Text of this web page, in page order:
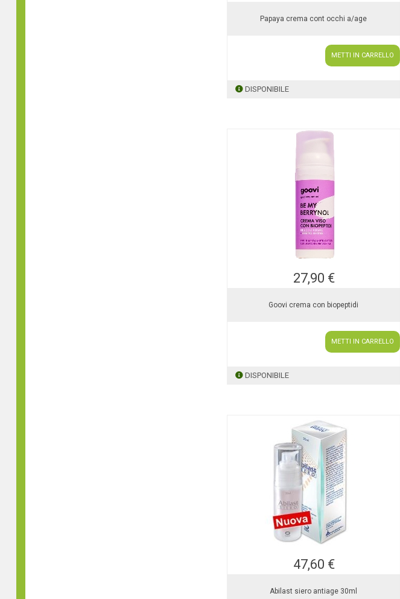
Papaya crema cont occhi a/age
METTI IN CARRELLO
DISPONIBILE
27,90 €
Goovi crema con biopeptidi
METTI IN CARRELLO
DISPONIBILE
47,60 €
Abilast siero antiage 30ml